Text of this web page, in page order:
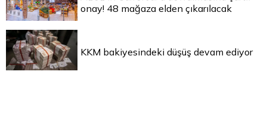
onay! 48 mağaza elden çıkarılacak
KKM bakiyesindeki düşüş devam ediyor